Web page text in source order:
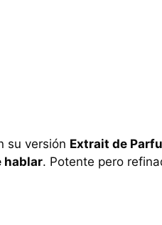
su versión Extrait de
hablar. Potente pero